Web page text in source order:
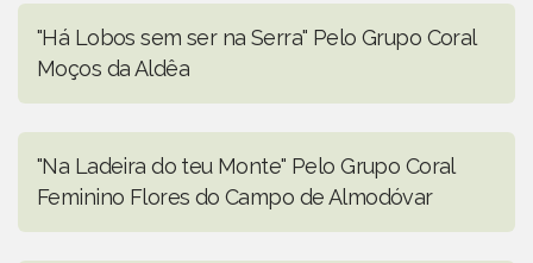
"Há Lobos sem ser na Serra" Pelo Grupo Coral
Moços da Aldêa
"Na Ladeira do teu Monte" Pelo Grupo Coral
Feminino Flores do Campo de Almodóvar